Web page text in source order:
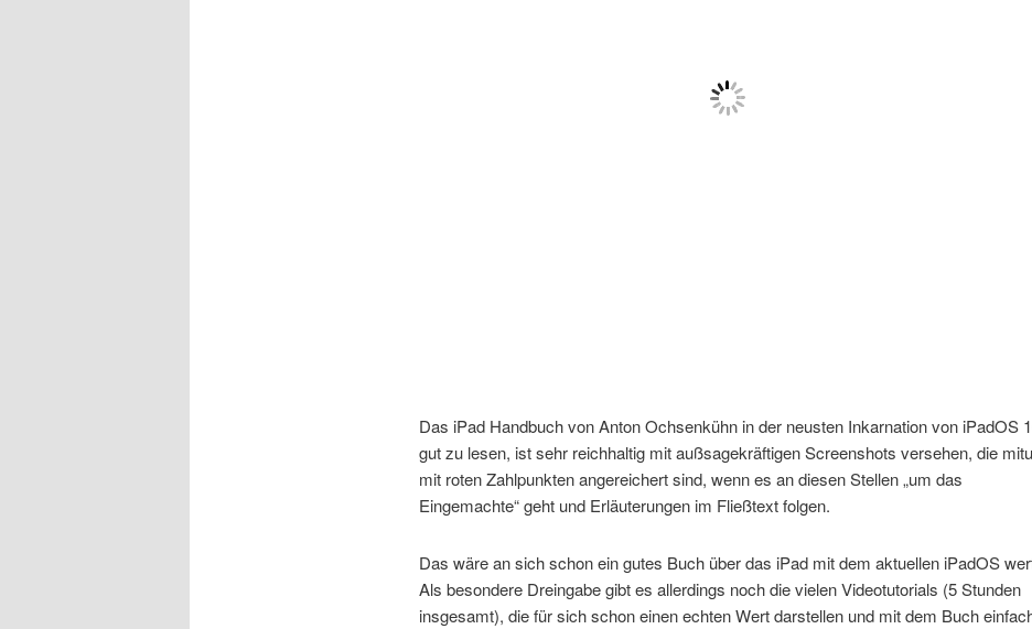
Das iPad Handbuch von Anton Ochsenkühn in der neusten Inkarnation von iPadOS
gut zu lesen, ist sehr reichhaltig mit außsagekräftigen Screenshots versehen, die
mit roten Zahlpunkten angereichert sind, wenn es an diesen Stellen „um das
Eingemachte“ geht und Erläuterungen im Fließtext folgen.
Das wäre an sich schon ein gutes Buch über das iPad mit dem aktuellen iPadOS
Als besondere Dreingabe gibt es allerdings noch die vielen Videotutorials (5 Stunden
insgesamt), die für sich schon einen echten Wert darstellen und mit dem Buch